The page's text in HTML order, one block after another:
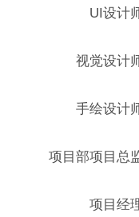
UI设计
视觉设计
手绘设计
项目部项目总
项目经